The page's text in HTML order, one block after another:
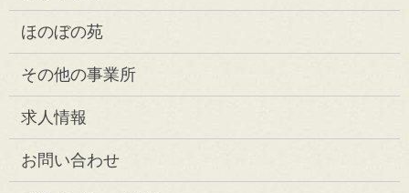
ほのぼの苑
その他の事業所
求人情報
お問い合わせ